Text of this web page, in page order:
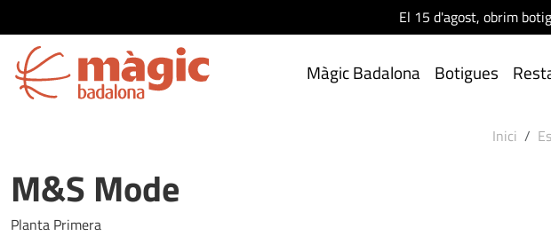
El 15 d'agost, obrim
Màgic Badalona Botigues
Inici
M&S Mode
Planta Primera